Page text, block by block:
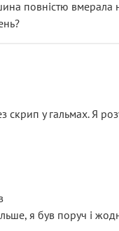
повністю вмерала
скрип у гальмах. Я
я був поруч і